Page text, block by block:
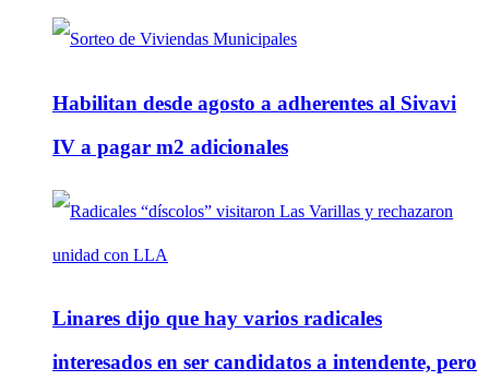
Habilitan desde agosto a adherentes al Sivavi
IV a pagar m2 adicionales
Linares dijo que hay varios radicales
interesados en ser candidatos a intendente, pero